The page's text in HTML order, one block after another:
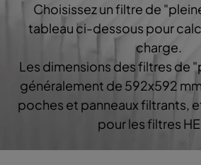
CO60 287x592x360-3
Coarse
CO60 592x287x360-6
Choisissez un filtre de
tableau ci-dessous pour
charge.
Les dimensions des filtres de
généralement de 592x592
poches et panneaux filtrants,
pour les filtres